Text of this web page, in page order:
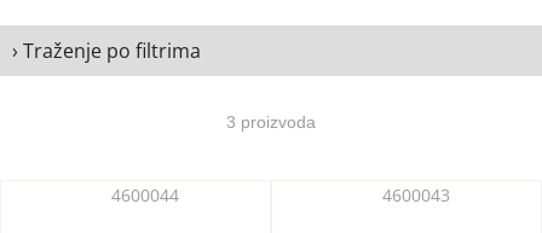
› Traženje po filtrima
3 proizvoda
4600044 4600043